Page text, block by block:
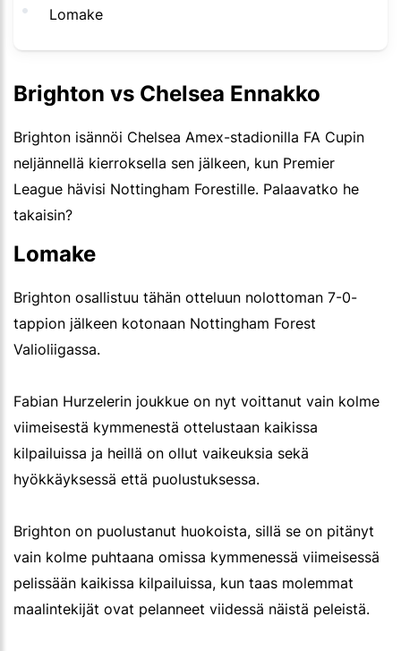
Lomake
Brighton vs Chelsea Ennakko
Brighton isännöi Chelsea Amex-stadionilla FA Cupin
neljännellä kierroksella sen jälkeen, kun Premier
League hävisi Nottingham Forestille. Palaavatko he
takaisin?
Lomake
Brighton osallistuu tähän otteluun nolottoman 7-0-
tappion jälkeen kotonaan Nottingham Forest
Valioliigassa.
Fabian Hurzelerin joukkue on nyt voittanut vain kolme
viimeisestä kymmenestä ottelustaan kaikissa
kilpailuissa ja heillä on ollut vaikeuksia sekä
hyökkäyksessä että puolustuksessa.
Brighton on puolustanut huokoista, sillä se on pitänyt
vain kolme puhtaana omissa kymmenessä viimeisessä
pelissään kaikissa kilpailuissa, kun taas molemmat
maalintekijät ovat pelanneet viidessä näistä peleistä.